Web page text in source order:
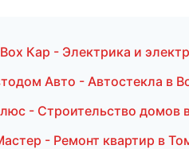
Кар - Электрика и
Авто - Автостекла в
- Строительство домов
- Ремонт квартир в